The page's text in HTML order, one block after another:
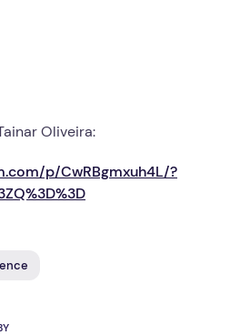
Oliveira:
p/CwRBgmxuh4L/?